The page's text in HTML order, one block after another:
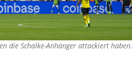
die Schalke-Anhänger attackiert haben.